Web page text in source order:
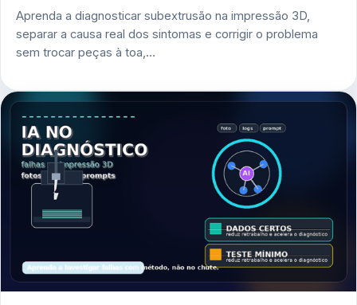
Aprenda a diagnosticar subextrusão na impressão 3D,
separar a causa real dos sintomas e corrigir o problema
sem trocar peças à toa,…